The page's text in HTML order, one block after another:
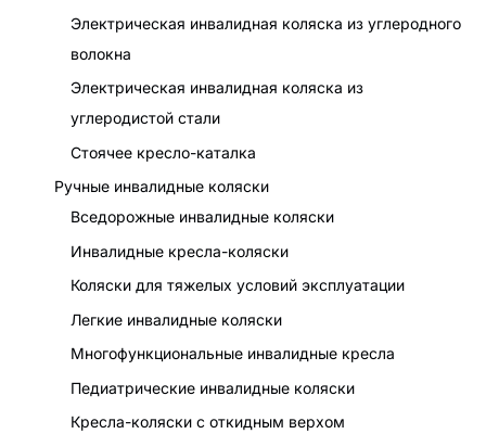
Электрическая инвалидная коляска из углеродного
волокна
Электрическая инвалидная коляска из
углеродистой стали
Стоячее кресло-каталка
Ручные инвалидные коляски
Вседорожные инвалидные коляски
Инвалидные кресла-коляски
Коляски для тяжелых условий эксплуатации
Легкие инвалидные коляски
Многофункциональные инвалидные кресла
Педиатрические инвалидные коляски
Кресла-коляски с откидным верхом